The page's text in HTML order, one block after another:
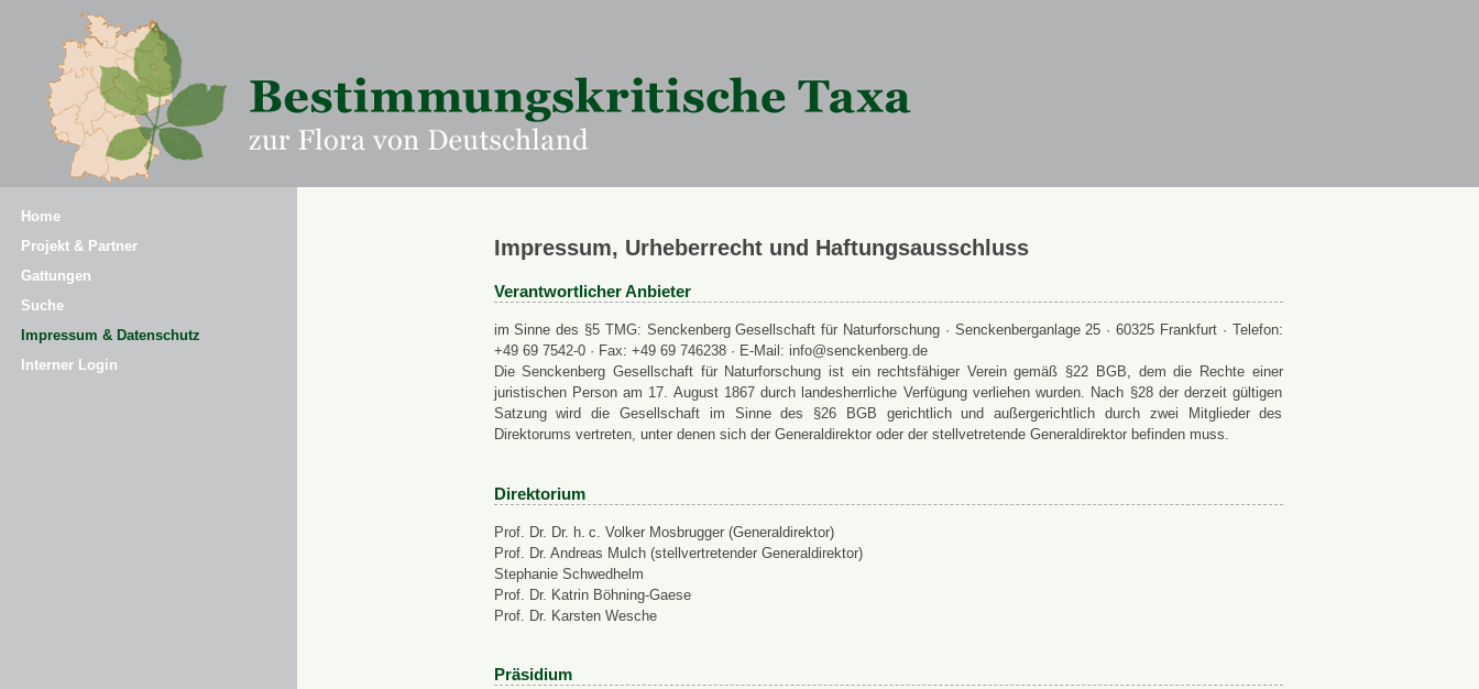
Home
Projekt & Partner
Gattungen
Suche
Impressum & Datenschutz
Interner Login
Impressum, Urheberrecht und Haftungsausschluss
Verantwortlicher Anbieter
im Sinne des §5 TMG: Senckenberg Gesellschaft für Naturforschung · Senckenberganlage 25 · 60325 Frankfurt · Telefon:
+49 69 7542-0 · Fax: +49 69 746238 · E-Mail: info@senckenberg.de
Die Senckenberg Gesellschaft für Naturforschung ist ein rechtsfähiger Verein gemäß §22 BGB, dem die Rechte einer
juristischen Person am 17. August 1867 durch landesherrliche Verfügung verliehen wurden. Nach §28 der derzeit gültigen
Satzung wird die Gesellschaft im Sinne des §26 BGB gerichtlich und außergerichtlich durch zwei Mitglieder des
Direktorums vertreten, unter denen sich der Generaldirektor oder der stellvetretende Generaldirektor befinden muss.
Direktorium
Prof. Dr. Dr. h. c. Volker Mosbrugger (Generaldirektor)
Prof. Dr. Andreas Mulch (stellvertretender Generaldirektor)
Stephanie Schwedhelm
Prof. Dr. Katrin Böhning-Gaese
Prof. Dr. Karsten Wesche
Präsidium